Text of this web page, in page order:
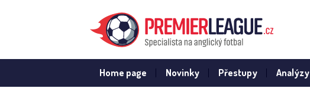
Home page Novinky Přestupy Analýzy